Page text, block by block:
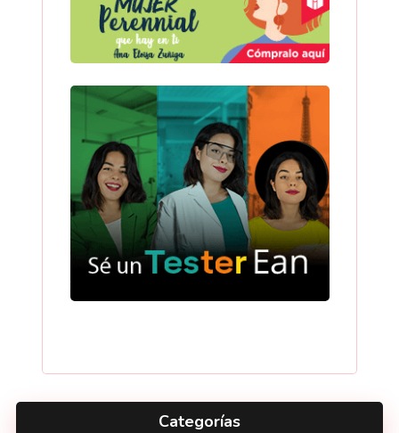
Categorías